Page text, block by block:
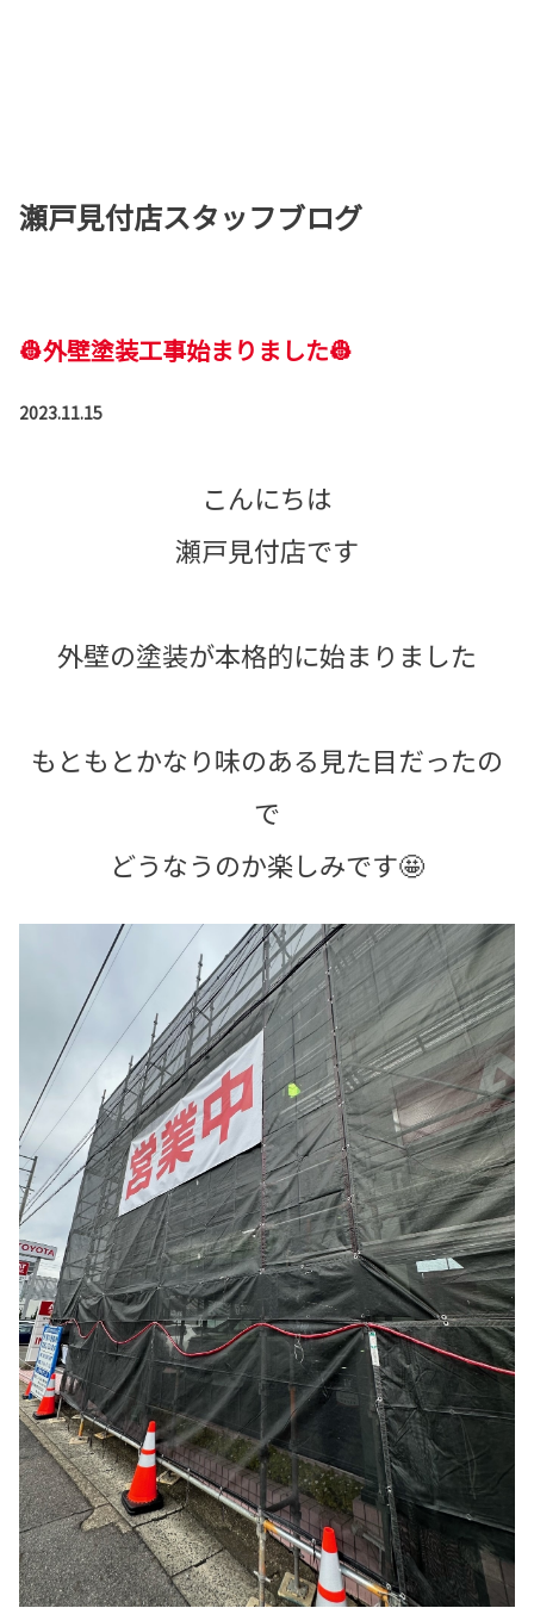
瀬戸見付店スタッフブログ
👷外壁塗装工事始まりました👷
2023.11.15
こんにちは
瀬戸見付店です
外壁の塗装が本格的に始まりました
もともとかなり味のある見た目だったの
で
どうなうのか楽しみです🤩